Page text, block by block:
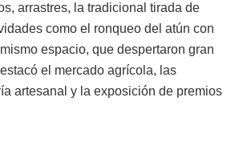
arrastres, la tradicional tirada de
como el ronqueo del atún con
espacio, que despertaron gran
el mercado agrícola, las
artesanal y la exposición de premios